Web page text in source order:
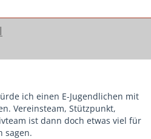
ich einen E-Jugendlichen mit
Vereinsteam, Stützpunkt,
ist dann doch etwas viel für
sagen.